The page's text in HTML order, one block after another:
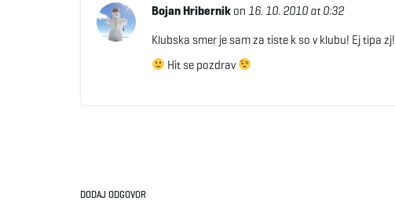
Bojan Hribernikon 16. 10. 2010 at 0:32
Klubska smer je sam za tiste k so v klubu! Ej tipa zj!
Hit se pozdrav
DODAJ ODGOVOR